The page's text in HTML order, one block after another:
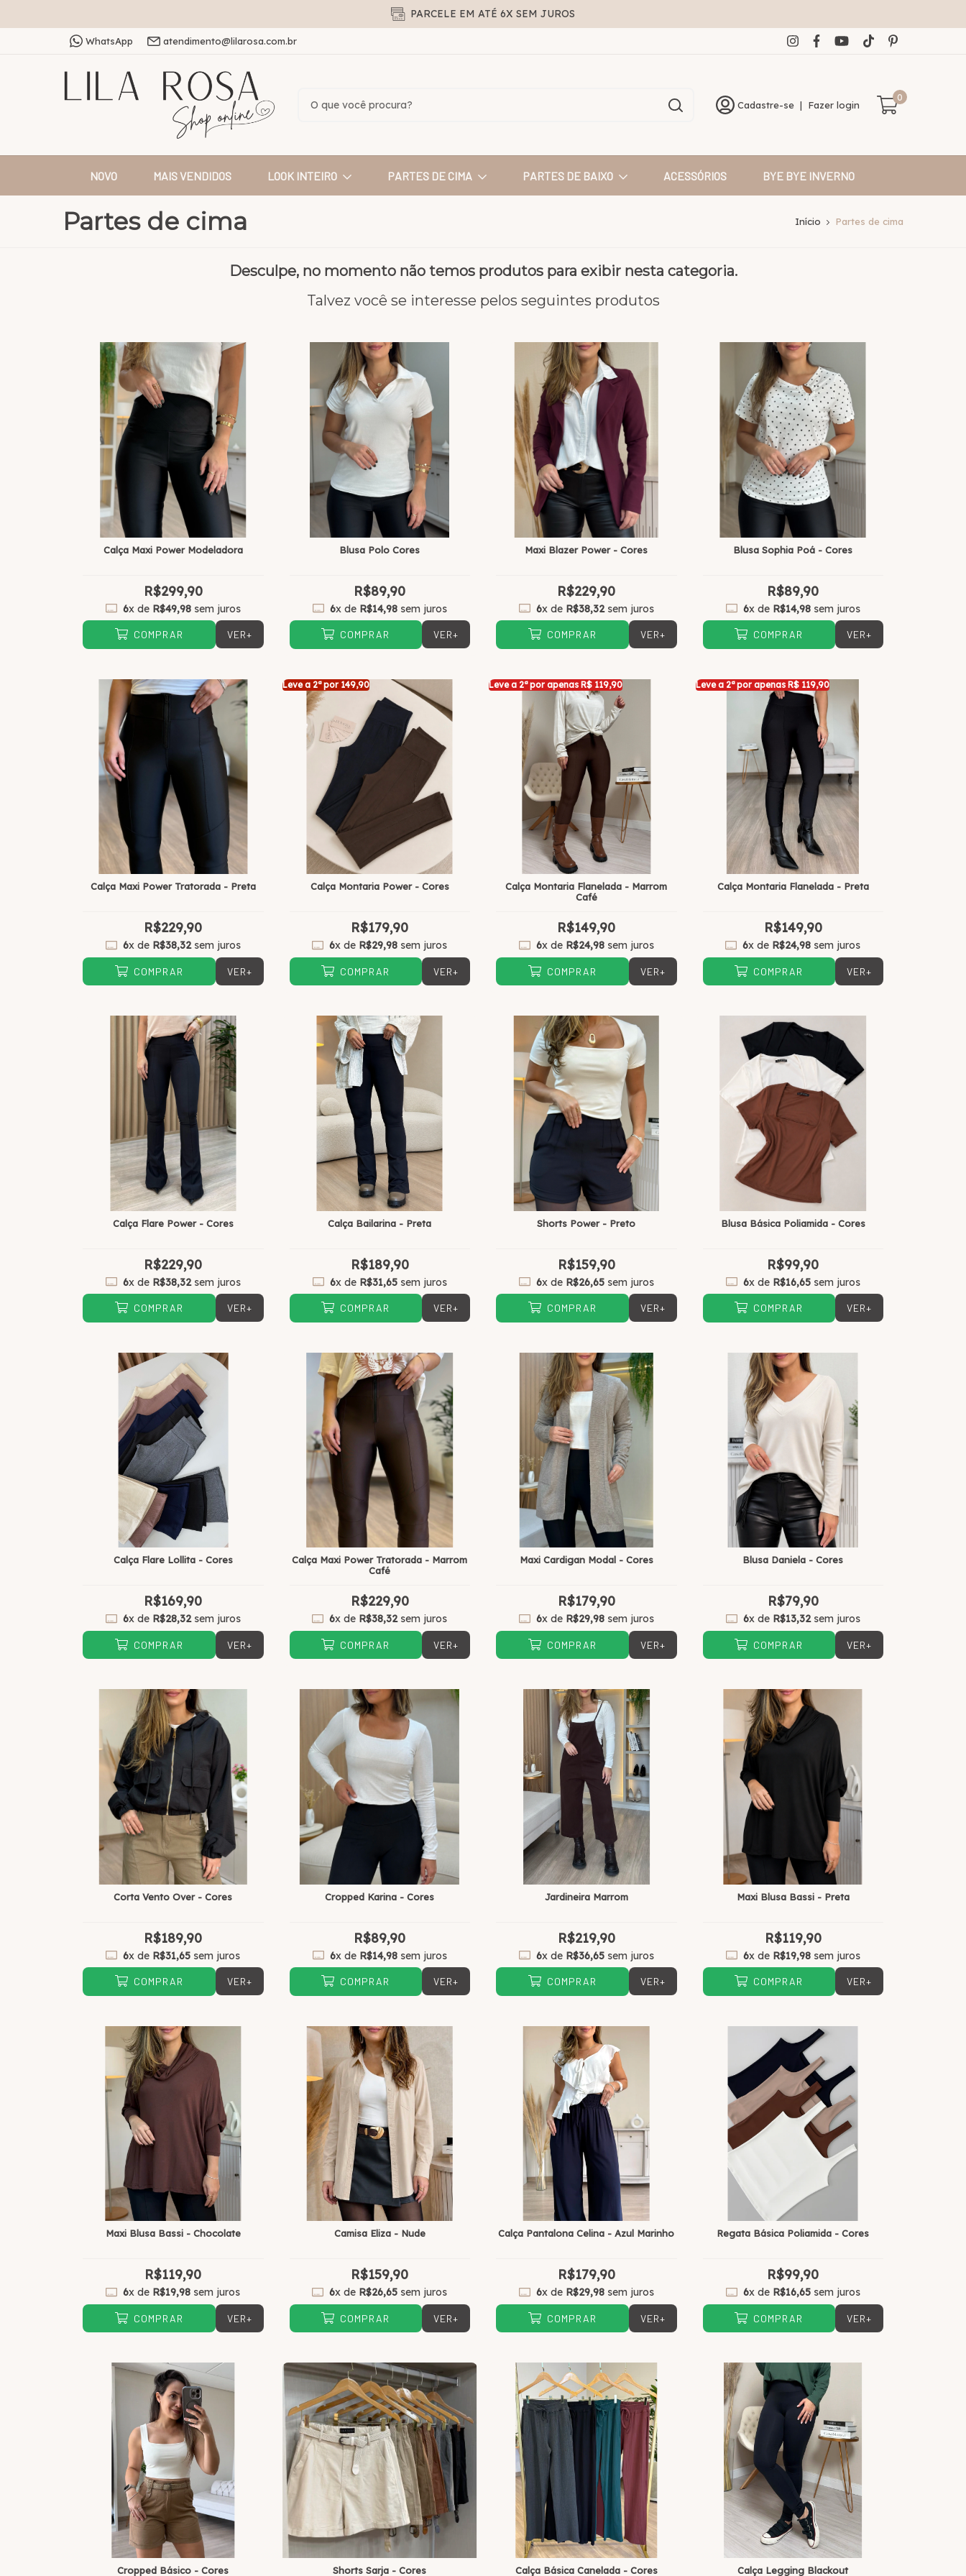
PARCELE EM ATÉ 6X SEM JUROS
WhatsApp atendimento@lilarosa.com.br
Cadastre-se | Fazer login
0
NOVO MAIS VENDIDOS LOOK INTEIRO PARTES DE CIMA PARTES DE BAIXO ACESSÓRIOS BYE BYE INVERNO
Partes de cima Início Partes de cima
Desculpe, no momento não temos produtos para exibir nesta categoria.
Talvez você se interesse pelos seguintes produtos
Calça Maxi Power Modeladora
R$299,90
6x de R$49,98sem juros
COMPRAR VER+
Blusa Polo Cores
R$89,90
6x de R$14,98sem juros
COMPRAR VER+
Maxi Blazer Power - Cores
R$229,90
6x de R$38,32sem juros
COMPRAR VER+
Blusa Sophia Poá - Cores
R$89,90
6x de R$14,98sem juros
COMPRAR VER+
Calça Maxi Power Tratorada - Preta
R$229,90
6x de R$38,32sem juros
COMPRAR VER+
Leve a 2ª por 149,90
Calça Montaria Power - Cores
R$179,90
6x de R$29,98 sem juros
COMPRAR VER+
Leve a 2ª por apenas R$ 119,90
Calça Montaria Flanelada - Marrom
Café
R$149,90
6x de R$24,98sem juros
COMPRAR VER+
Leve a 2ª por apenas R$ 119,90
Calça Montaria Flanelada - Preta
R$149,90
6x de R$24,98 sem juros
COMPRAR VER+
Calça Flare Power - Cores
R$229,90
6x de R$38,32sem juros
COMPRAR VER+
Calça Bailarina - Preta
R$189,90
6x de R$31,65sem juros
COMPRAR VER+
Shorts Power - Preto
R$159,90
6x de R$26,65sem juros
COMPRAR VER+
Blusa Básica Poliamida - Cores
R$99,90
6x de R$16,65sem juros
COMPRAR VER+
Calça Flare Lollita - Cores
R$169,90
6x de R$28,32sem juros
COMPRAR VER+
Calça Maxi Power Tratorada - Marrom
Café
R$229,90
6x de R$38,32sem juros
COMPRAR VER+
Maxi Cardigan Modal - Cores
R$179,90
6x de R$29,98sem juros
COMPRAR VER+
Blusa Daniela - Cores
R$79,90
6x de R$13,32sem juros
COMPRAR VER+
Corta Vento Over - Cores
R$189,90
6x de R$31,65 sem juros
COMPRAR VER+
Cropped Karina - Cores
R$89,90
6x de R$14,98sem juros
COMPRAR VER+
Jardineira Marrom
R$219,90
6x de R$36,65sem juros
COMPRAR VER+
Maxi Blusa Bassi - Preta
R$119,90
6x de R$19,98sem juros
COMPRAR VER+
Maxi Blusa Bassi - Chocolate
R$119,90
6x de R$19,98 sem juros
COMPRAR VER+
Camisa Eliza - Nude
R$159,90
6x de R$26,65 sem juros
COMPRAR VER+
Calça Pantalona Celina - Azul Marinho
R$179,90
6x de R$29,98sem juros
COMPRAR VER+
Regata Básica Poliamida - Cores
R$99,90
6x de R$16,65sem juros
COMPRAR VER+
Cropped Básico - Cores Shorts Sarja - Cores Calça Básica Canelada - Cores Calça Legging Blackout